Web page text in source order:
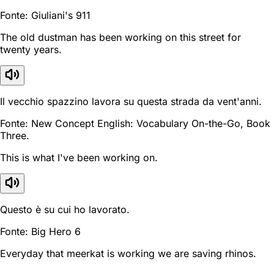
Fonte: Giuliani's 911
The old dustman has been working on this street for
twenty years.
Il vecchio spazzino lavora su questa strada da vent'anni.
Fonte: New Concept English: Vocabulary On-the-Go, Book
Three.
This is what I've been working on.
Questo è su cui ho lavorato.
Fonte: Big Hero 6
Everyday that meerkat is working we are saving rhinos.